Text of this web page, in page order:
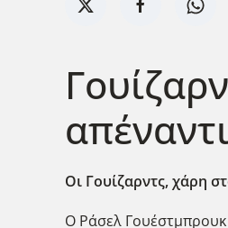
Οι Γουίζαρντς, χάρη
Ο Ράσελ Γουέστμπρουκ